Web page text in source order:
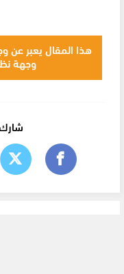
هذا المقال يعبر عن
وجهة